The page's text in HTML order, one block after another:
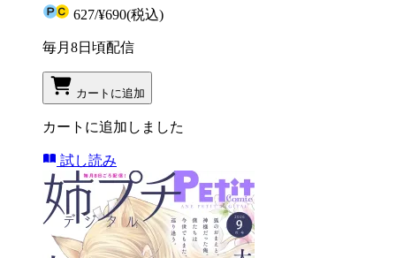
627/¥690(税込)
毎月8日頃配信
カートに追加
カートに追加しました
試し読み